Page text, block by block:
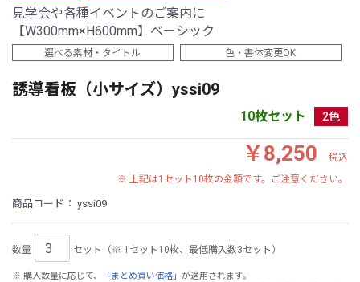
見学会や各種イベントのご案内に
【W300mm×H600mm】ベーシック
選べる素材・タイトル 色・書体変更OK
誘導看板（小サイズ）yssi09
10枚セット 2色
￥8,250
税込
※ 上記は1セット10枚の金額です。ご注意ください。
商品コード： yssi09
数量 セット（※ 1セット10枚、最低購入数3セット）
※ 購入数量に応じて、 「まとめ買い価格」 が適用されます。